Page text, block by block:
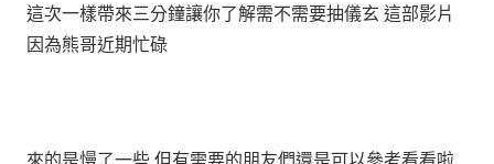
這次一樣帶來三分鐘讓你了解需不需要抽儀玄 這部影片
因為熊哥近期忙碌